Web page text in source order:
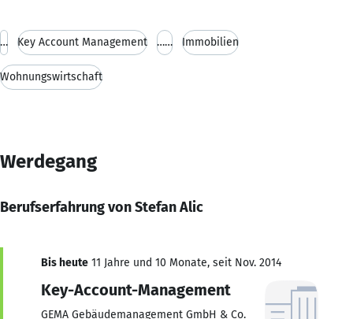
… Key Account Management …… Immobilien
Wohnungswirtschaft
Werdegang
Berufserfahrung von Stefan Alic
Bis heute 11 Jahre und 10 Monate, seit Nov. 2014
Key-Account-Management
GEMA Gebäudemanagement GmbH & Co.